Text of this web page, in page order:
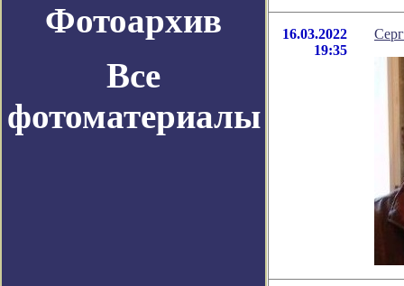
Фотоархив
Все
фотоматериалы
16.03.2022
19:35